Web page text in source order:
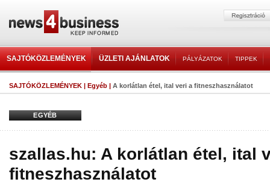
SAJTÓKÖZLEMÉNYEK ÜZLETI AJÁNLATOK PÁLYÁZATOK TIPPEK
SAJTÓKÖZLEMÉNYEK | Egyéb | A korlátlan étel, ital veri a fitneszhasználatot
EGYÉB
szallas.hu: A korlátlan étel, ital
fitneszhasználatot